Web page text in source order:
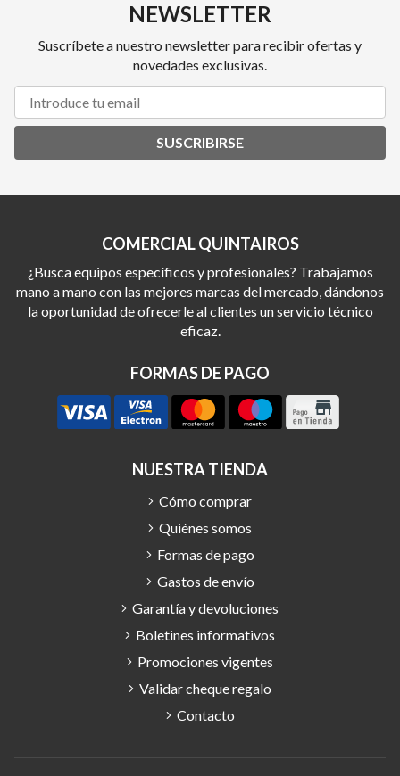
NEWSLETTER
Suscríbete a nuestro newsletter para recibir ofertas y
novedades exclusivas.
SUSCRIBIRSE
COMERCIAL QUINTAIROS
¿Busca equipos específicos y profesionales? Trabajamos
mano a mano con las mejores marcas del mercado, dándonos
la oportunidad de ofrecerle al clientes un servicio técnico
eficaz.
FORMAS DE PAGO
NUESTRA TIENDA
Cómo comprar
Quiénes somos
Formas de pago
Gastos de envío
Garantía y devoluciones
Boletines informativos
Promociones vigentes
Validar cheque regalo
Contacto